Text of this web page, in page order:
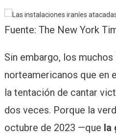
Fuente: The New York
Sin embargo, los
norteamericanos que en
la tentación de cantar
dos veces. Porque la
octubre de 2023 —que la